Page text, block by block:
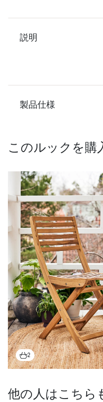
説明
製品仕様
このルックを購
2
他の人はこちら